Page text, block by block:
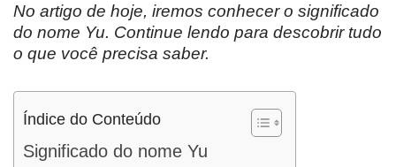
No artigo de hoje, iremos conhecer o significado
do nome Yu. Continue lendo para descobrir tudo
o que você precisa saber.
Índice do Conteúdo
Significado do nome Yu